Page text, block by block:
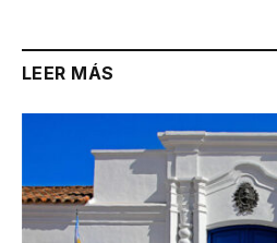
LEER MÁS